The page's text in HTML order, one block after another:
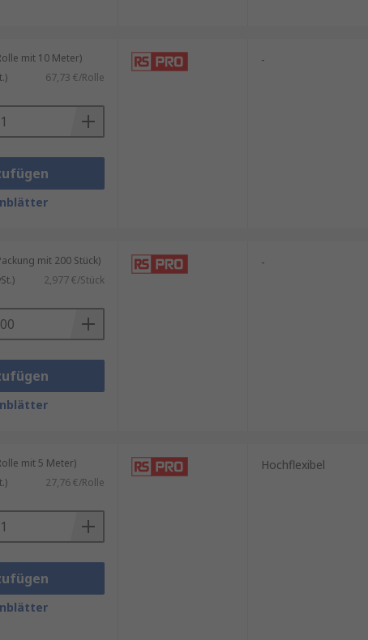
mit 10 Meter)
67,73 €/Rolle
-
mit 200 Stück)
2,977 €/Stück
-
mit 5 Meter)
27,76 €/Rolle
Hochflexibel